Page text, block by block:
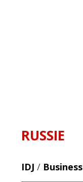
RUSSIE
IDJ / Business